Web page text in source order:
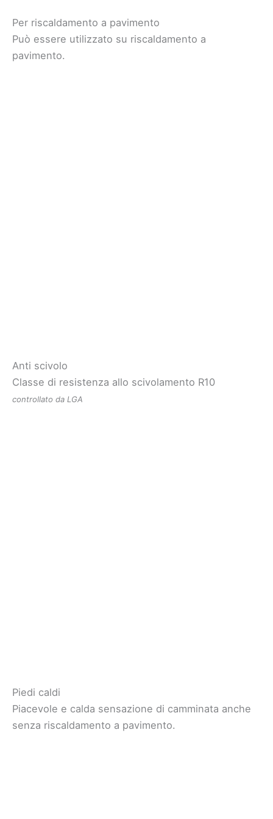
Per riscaldamento a pavimento
Può essere utilizzato su riscaldamento a
pavimento.
Anti scivolo
Classe di resistenza allo scivolamento R10
controllato da LGA
Piedi caldi
Piacevole e calda sensazione di camminata anche
senza riscaldamento a pavimento.